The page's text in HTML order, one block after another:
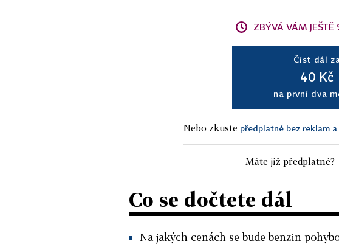
ZBÝVÁ VÁM
Číst dál za
40 Kč
na první dva
Nebo zkuste předplatné bez reklam
Máte již předplatné?
Co se dočtete dál
Na jakých cenách se bude benzin